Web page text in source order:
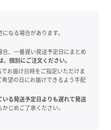
なる場合があります。
、一番遅い発送予定日にまとめ
、個別にご注文ください。
お届け日時をご指定いただけま
望の日にお届けできるよう手配
る発送予定日よりも遅れて発送
じめご了承ください。